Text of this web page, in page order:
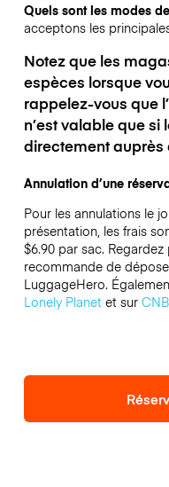
Quels sont les modes
acceptons les
Notez que les
espèces lorsque
rappelez-vous que
n’est valable que
directement
Annulation d’une
Pour les annulations le
présentation, les frais
$6.90 par sac.
recommande de
LuggageHero.
Lonely Planetet sur